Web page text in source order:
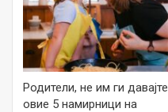
Родители, не им ги давајте
овие 5 намирници на